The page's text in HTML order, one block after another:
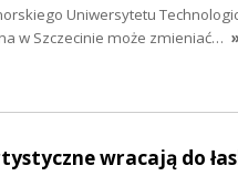
Uniwersytetu
w Szczecinie może zmieniać…
wracają do